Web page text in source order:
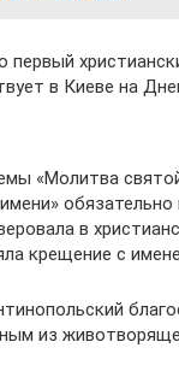
первый
в Киеве на
«Молитва
в
крещение с
из